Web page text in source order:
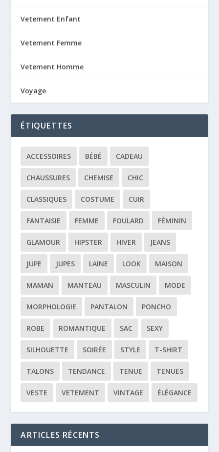
Vetement Enfant
Vetement Femme
Vetement Homme
Voyage
ÉTIQUETTES
ACCESSOIRES BÉBÉ CADEAU
CHAUSSURES CHEMISE CHIC
CLASSIQUES COSTUME CUIR
FANTAISIE FEMME FOULARD FÉMININ
GLAMOUR HIPSTER HIVER JEANS
JUPE JUPES LAINE LOOK MAISON
MAMAN MANTEAU MASCULIN MODE
MORPHOLOGIE PANTALON PONCHO
ROBE ROMANTIQUE SAC SEXY
SILHOUETTE SOIRÉE STYLE T-SHIRT
TALONS TENDANCE TENUE TENUES
VESTE VETEMENT VINTAGE ÉLÉGANCE
ARTICLES RÉCENTS